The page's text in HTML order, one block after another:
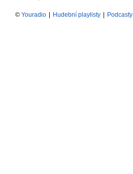
© Youradio Hudební playlisty Podcasty